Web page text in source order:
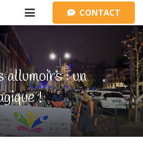
CONTACT
allumoirs : un
!